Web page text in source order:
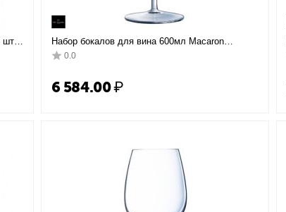
шт,
Набор бокалов для вина 600мл Macaron
Fascination D=10,8, H=22,8см; 6 штук,
Chef&Sommelier
0.0
6 584.00₽